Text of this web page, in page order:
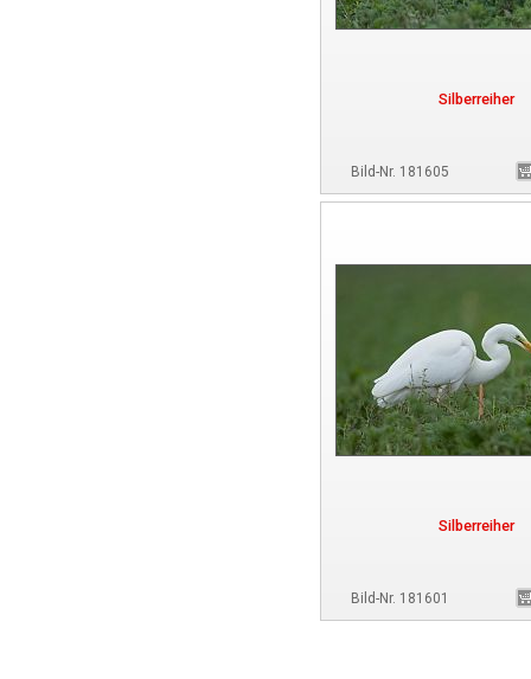
Silberreiher
Bild-Nr. 181605
Silberreiher
Bild-Nr. 181601